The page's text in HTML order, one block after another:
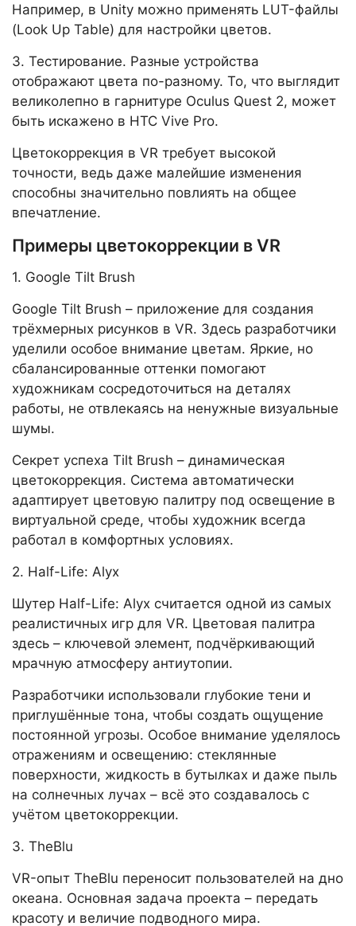
Например, в Unity можно применять LUT-файлы
(Look Up Table) для настройки цветов.
3. Тестирование. Разные устройства
отображают цвета по-разному. То, что выглядит
великолепно в гарнитуре Oculus Quest 2, может
быть искажено в HTC Vive Pro.
Цветокоррекция в VR требует высокой
точности, ведь даже малейшие изменения
способны значительно повлиять на общее
впечатление.
Примеры цветокоррекции в VR
1. Google Tilt Brush
Google Tilt Brush – приложение для создания
трёхмерных рисунков в VR. Здесь разработчики
уделили особое внимание цветам. Яркие, но
сбалансированные оттенки помогают
художникам сосредоточиться на деталях
работы, не отвлекаясь на ненужные визуальные
шумы.
Секрет успеха Tilt Brush – динамическая
цветокоррекция. Система автоматически
адаптирует цветовую палитру под освещение в
виртуальной среде, чтобы художник всегда
работал в комфортных условиях.
2. Half-Life: Alyx
Шутер Half-Life: Alyx считается одной из самых
реалистичных игр для VR. Цветовая палитра
здесь – ключевой элемент, подчёркивающий
мрачную атмосферу антиутопии.
Разработчики использовали глубокие тени и
приглушённые тона, чтобы создать ощущение
постоянной угрозы. Особое внимание уделялось
отражениям и освещению: стеклянные
поверхности, жидкость в бутылках и даже пыль
на солнечных лучах – всё это создавалось с
учётом цветокоррекции.
3. TheBlu
VR-опыт TheBlu переносит пользователей на дно
океана. Основная задача проекта – передать
красоту и величие подводного мира.